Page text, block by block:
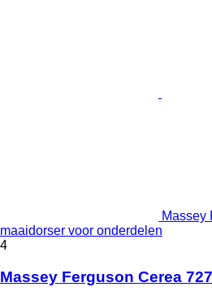
Massey
maaidorser voor onderdelen
4
Massey Ferguson Cerea